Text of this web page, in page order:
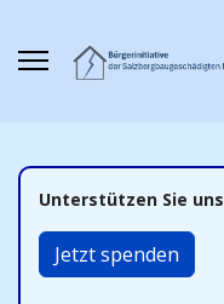
Unterstützen Sie
Jetzt spenden